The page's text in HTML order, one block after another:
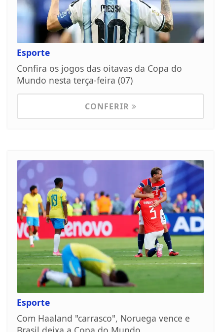
Esporte
Confira os jogos das oitavas da Copa do
Mundo nesta terça-feira (07)
CONFERIR
Esporte
Com Haaland "carrasco", Noruega vence e